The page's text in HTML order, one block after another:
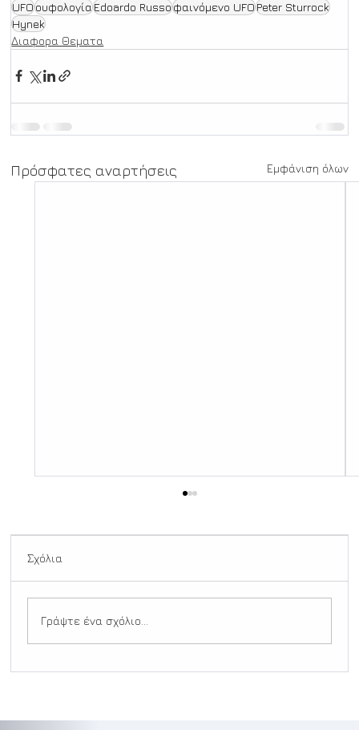
UFOουφολογίαEdoardo Russoφαινόμενο UFOPeter Sturrock
Hynek
Διαφορα Θεματα
Πρόσφατες αναρτήσεις Εμφάνιση όλων
Μια απλή μέθοδος αντιληπτικής
Σχόλια
Γράψτε ένα σχόλιο...